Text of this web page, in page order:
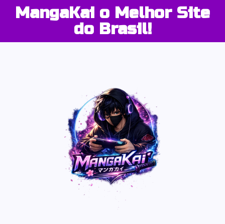
MangaKai o Melhor Site
do Brasil!